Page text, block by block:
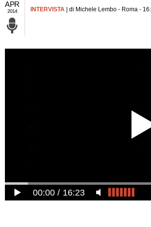
APR
2014 INTERVISTA | di Michele Lembo - Roma -
00:00 16:23